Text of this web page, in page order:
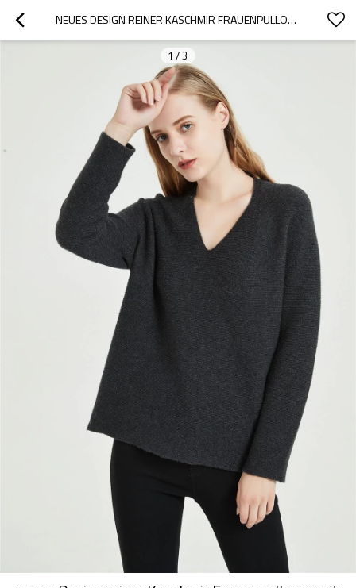
NEUES DESIGN REINER KASCHMIR FRAUENPULLOVER MIT NAHTLOSER TECHNOLOGIE
1 /3